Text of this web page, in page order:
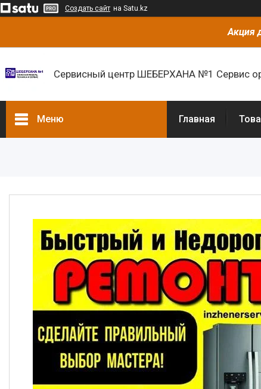
Создать сайт на Satu.kz
Акция
Сервисный центр ШЕБЕРХАНА №1 Сервис
Меню Главная